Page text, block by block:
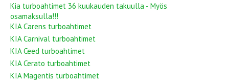
Kia turboahtimet 36 kuukauden takuulla - Myös
osamaksulla!!!
KIA Carens turboahtimet
KIA Carnival turboahtimet
KIA Ceed turboahtimet
KIA Cerato turboahtimet
KIA Magentis turboahtimet